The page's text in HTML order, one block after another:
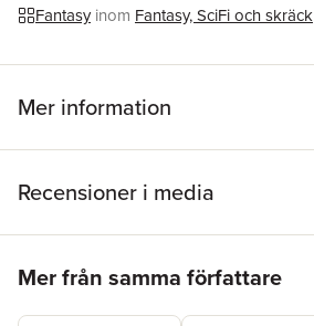
Fantasy inom Fantasy, SciFi och skräck
Mer information
Recensioner i media
Mer från samma författare